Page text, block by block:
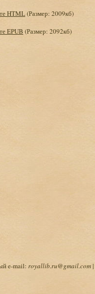
HTML(Размер: 2009кб)
EPUB (Размер: 2092кб)
e-mail: royallib.ru@gmail.com|